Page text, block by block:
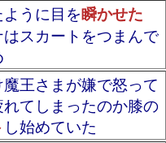
うに目を瞬かせた
スカートをつまんで
王さまが嫌で怒って
てしまったのか膝の
し始めていた